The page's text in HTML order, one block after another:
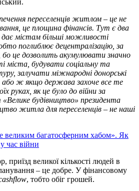
переселенців житлом – це не
це площина фінансів. Тут є два
містам більші можливості
поглиблює децентралізацію, за
це дозволить акумулювати значно
міста, будувати соціальну та
залучати міжнародні донорські
або ж якщо держава захоче все те
руках, як це було до війни за
будівництво» президента
житла для переселенців – не наші
великим багатосферним хабом». Як
час війни
приїзд великої кількості людей в
– це добре. У фінансовому
, тобто обіг грошей.